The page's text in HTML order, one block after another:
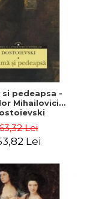
si pedeapsa -
Mihailovici
Lei
Lei